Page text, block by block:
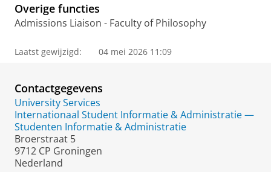
Overige functies
Admissions Liaison - Faculty of Philosophy
Laatst gewijzigd: 04 mei 2026 11:09
Contactgegevens
University Services
Internationaal Student Informatie & Administratie —
Studenten Informatie & Administratie
Broerstraat 5
9712 CP Groningen
Nederland